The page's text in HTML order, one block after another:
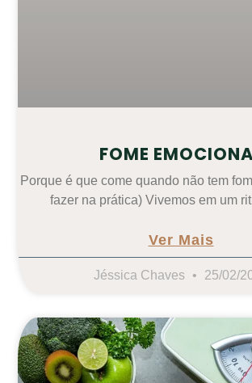
FOME
Porque é que come quando não tem
fazer na prática) Vivemos em um
Ver Mais
Jéssica Chaves 25/02/